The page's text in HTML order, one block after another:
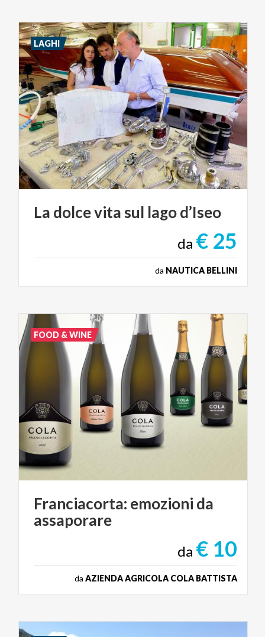
La dolcevita sul lagod’Iseo
da € 25
da NAUTICA BELLINI
LAGHI
Franciacorta: emozioni da
assaporare
da € 10
da AZIENDA AGRICOLA COLA BATTISTA
FOOD & WINE